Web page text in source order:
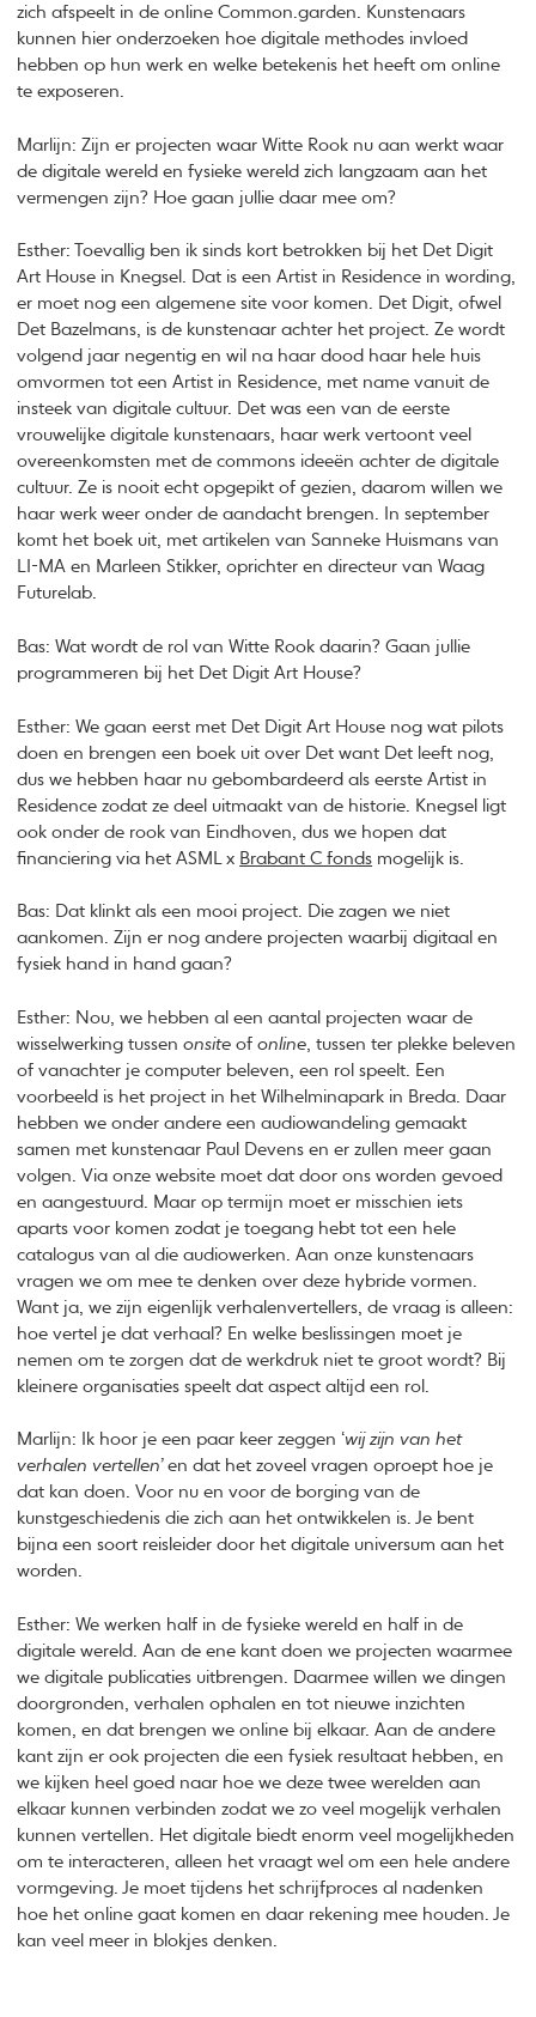
zich afspeelt in de online Common.garden. Kunstenaars
kunnen hier onderzoeken hoe digitale methodes invloed
hebben op hun werk en welke betekenis het heeft om online
te exposeren.
Marlijn: Zijn er projecten waar Witte Rook nu aan werkt waar
de digitale wereld en fysieke wereld zich langzaam aan het
vermengen zijn? Hoe gaan jullie daar mee om?
Esther: Toevallig ben ik sinds kort betrokken bij het Det Digit
Art House in Knegsel. Dat is een Artist in Residence in wording,
er moet nog een algemene site voor komen. Det Digit, ofwel
Det Bazelmans, is de kunstenaar achter het project. Ze wordt
volgend jaar negentig en wil na haar dood haar hele huis
omvormen tot een Artist in Residence, met name vanuit de
insteek van digitale cultuur. Det was een van de eerste
vrouwelijke digitale kunstenaars, haar werk vertoont veel
overeenkomsten met de commons ideeën achter de digitale
cultuur. Ze is nooit echt opgepikt of gezien, daarom willen we
haar werk weer onder de aandacht brengen. In september
komt het boek uit, met artikelen van Sanneke Huismans van
LI-MA en Marleen Stikker, oprichter en directeur van Waag
Futurelab.
Bas: Wat wordt de rol van Witte Rook daarin? Gaan jullie
programmeren bij het Det Digit Art House?
Esther: We gaan eerst met Det Digit Art House nog wat pilots
doen en brengen een boek uit over Det want Det leeft nog,
dus we hebben haar nu gebombardeerd als eerste Artist in
Residence zodat ze deel uitmaakt van de historie. Knegsel ligt
ook onder de rook van Eindhoven, dus we hopen dat
financiering via het ASML x Brabant C fonds mogelijk is.
Bas: Dat klinkt als een mooi project. Die zagen we niet
aankomen. Zijn er nog andere projecten waarbij digitaal en
fysiek hand in hand gaan?
Esther: Nou, we hebben al een aantal projecten waar de
wisselwerking tussenonsiteofonline , tussen ter plekke beleven
of vanachter je computer beleven, een rol speelt. Een
voorbeeld is het project in het Wilhelminapark in Breda. Daar
hebben we onder andere een audiowandeling gemaakt
samen met kunstenaar Paul Devens en er zullen meer gaan
volgen. Via onze website moet dat door ons worden gevoed
en aangestuurd. Maar op termijn moet er misschien iets
aparts voor komen zodat je toegang hebt tot een hele
catalogus van al die audiowerken. Aan onze kunstenaars
vragen we om mee te denken over deze hybride vormen.
Want ja, we zijn eigenlijk verhalenvertellers, de vraag is alleen:
hoe vertel je dat verhaal? En welke beslissingen moet je
nemen om te zorgen dat de werkdruk niet te groot wordt? Bij
kleinere organisaties speelt dat aspect altijd een rol.
Marlijn: Ik hoor je een paar keer zeggen ‘wij zijn van het
verhalen vertellen’en dat het zoveel vragen oproept hoe je
dat kan doen. Voor nu en voor de borging van de
kunstgeschiedenis die zich aan het ontwikkelen is. Je bent
bijna een soort reisleider door het digitale universum aan het
worden.
Esther: We werken half in de fysieke wereld en half in de
digitale wereld. Aan de ene kant doen we projecten waarmee
we digitale publicaties uitbrengen. Daarmee willen we dingen
doorgronden, verhalen ophalen en tot nieuwe inzichten
komen, en dat brengen we online bij elkaar. Aan de andere
kant zijn er ook projecten die een fysiek resultaat hebben, en
we kijken heel goed naar hoe we deze twee werelden aan
elkaar kunnen verbinden zodat we zo veel mogelijk verhalen
kunnen vertellen. Het digitale biedt enorm veel mogelijkheden
om te interacteren, alleen het vraagt wel om een hele andere
vormgeving. Je moet tijdens het schrijfproces al nadenken
hoe het online gaat komen en daar rekening mee houden. Je
kan veel meer in blokjes denken.